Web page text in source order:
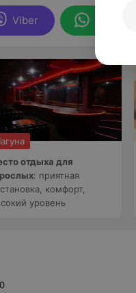
Viber
отдыха для
: приятная
комфорт,
уровень